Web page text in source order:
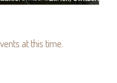
at this time.